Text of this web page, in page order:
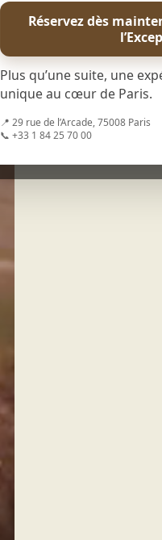
Réservez dès
Plus qu’une suite, une
unique au cœur de Paris.
📍 29 rue de l’Arcade, 75008 Paris
📞 +33 1 84 25 70 00